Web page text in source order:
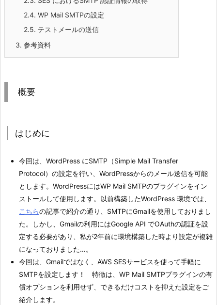
2.4. WP Mail SMTPの設定
2.5. テストメールの送信
3. 参考資料
概要
はじめに
今回は、WordPress にSMTP（Simple Mail Transfer
Protocol）の設定を行い、WordPressからのメール送信を可能
とします。WordPressにはWP Mail SMTPのプラグインをイン
ストールして使用します。以前構築したWordPress 環境では、
こちらの記事で紹介の通り、SMTPにGmailを使用しておりまし
た。しかし、Gmailの利用にはGoogle API でOAuthの認証を設
定する必要があり、私が2年前に環境構築した時より設定が複雑
になっておりました…。
今回は、Gmailではなく、AWS SESサービスを使って手軽に
SMTPを設定します！ 特徴は、WP Mail SMTPプラグインの有
償オプションを利用せず、できるだけコストを抑えた設定をご
紹介します。